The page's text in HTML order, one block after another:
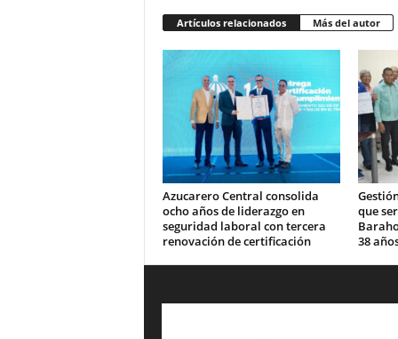
Artículos relacionados Más del autor
Azucarero Central consolida
ocho años de liderazgo en
seguridad laboral con tercera
renovación de certificación
que
38